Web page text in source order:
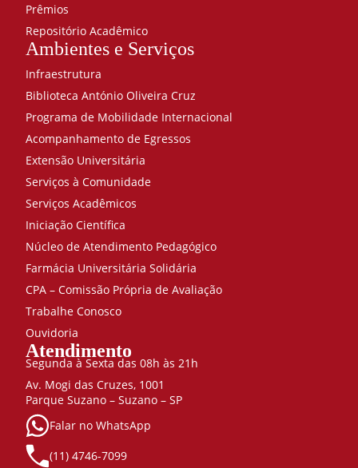
Prêmios
Repositório Acadêmico
Ambientes e Serviços
Infraestrutura
Biblioteca António Oliveira Cruz
Programa de Mobilidade Internacional
Acompanhamento de Egressos
Extensão Universitária
Serviços à Comunidade
Serviços Acadêmicos
Iniciação Científica
Núcleo de Atendimento Pedagógico
Farmácia Universitária Solidária
CPA – Comissão Própria de Avaliação
Trabalhe Conosco
Ouvidoria
Atendimento
Segunda à Sexta das 08h às 21h
Av. Mogi das Cruzes, 1001
Parque Suzano – Suzano – SP
Falar no WhatsApp
(11) 4746-7099